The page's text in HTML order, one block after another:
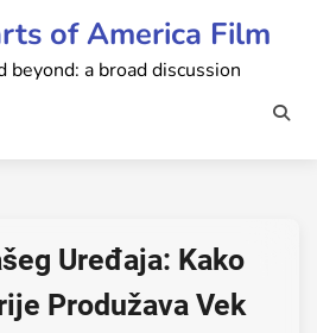
of America Film
beyond: a broad discussion
Uređaja: Kako
Produžava Vek